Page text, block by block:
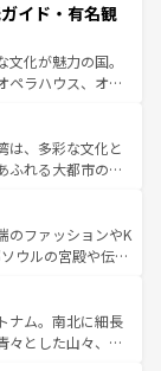
融合した独特の
異なる魅力を楽
じることができ
旅も、アメリカ
といえばオアフ
やカウアイ島が
はじめ、豊かな
ピリット」と呼ば
ンミュージッ
ハワイの魅力を彩
が待っているハ
イド・有名観
化が魅力の国。
ペラハウス、オー
（エアーズロッ
ンズの熱帯雨林な
やワイン、オージ
ーフィンやダイ
きにはたまらな
に味わいつくそ
は、多彩な文化と
ふれる大都市の台
ど、都市の喧騒
人に新しい発見と
台湾の食文化も魅
ティ豊かな料理
コンテンツ一覧を参
のファッションやK
ウルの宮殿や伝統
を楽しむことが
ストリートフード
。夜には、韓国な
ナム。南北に細長
々とした山々、世